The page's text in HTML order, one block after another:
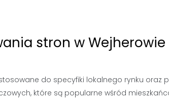
stron w Wejherowie
do specyfiki lokalnego rynku oraz
które są popularne wśród